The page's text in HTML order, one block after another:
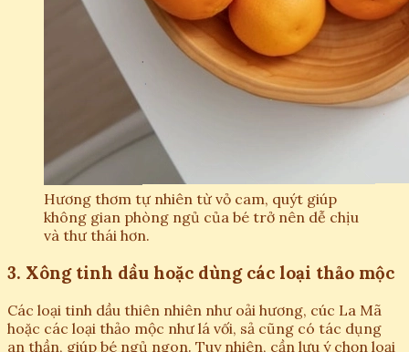
Hương thơm tự nhiên từ vỏ cam, quýt giúp
không gian phòng ngủ của bé trở nên dễ chịu
và thư thái hơn.
3. Xông tinh dầu hoặc dùng các loại thảo mộc
Các loại tinh dầu thiên nhiên như oải hương, cúc La Mã
hoặc các loại thảo mộc như lá vối, sả cũng có tác dụng
an thần, giúp bé ngủ ngon. Tuy nhiên, cần lưu ý chọn loại